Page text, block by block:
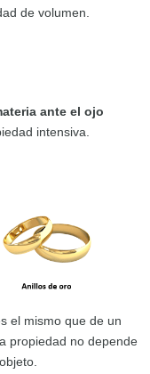
de volumen.
ante el ojo
intensiva.
el mismo que de un
propiedad no depende